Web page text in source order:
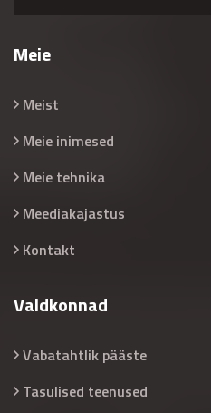
Meie
Meist
Meie inimesed
Meie tehnika
Meediakajastus
Kontakt
Valdkonnad
Vabatahtlik pääste
Tasulised teenused